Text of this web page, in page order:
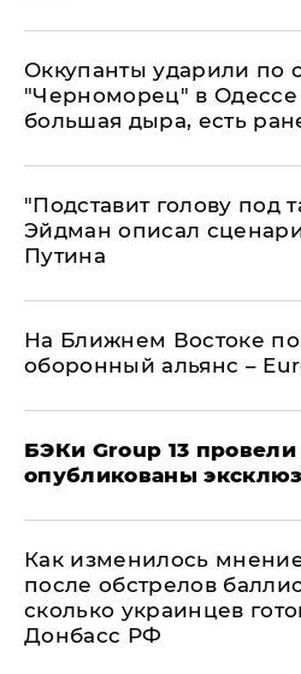
Оккупанты ударили по
"Черноморец" в
большая дыра, есть
​"Подставит голову под
Эйдман описал
Путина
На Ближнем Востоке
оборонный альянс –
​БЭКи Group 13
опубликованы
Как изменилось
после обстрелов
сколько украинцев
Донбасс РФ